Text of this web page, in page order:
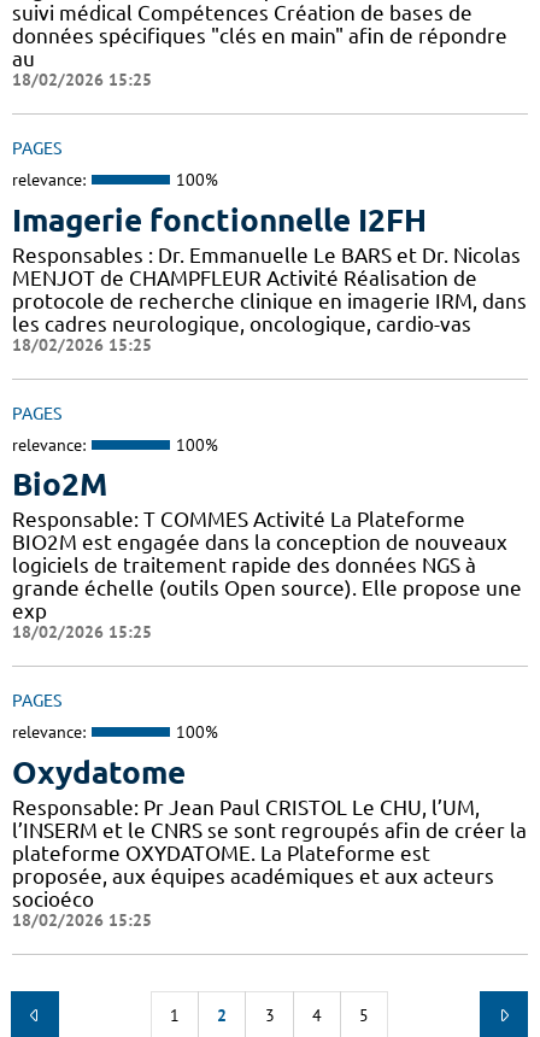
suivi médical Compétences Création de bases de
données spécifiques "clés en main" afin de répondre
au
18/02/2026 15:25
PAGES
relevance: 100%
Imagerie fonctionnelle I2FH
Responsables : Dr. Emmanuelle Le BARS et Dr. Nicolas
MENJOT de CHAMPFLEUR Activité Réalisation de
protocole de recherche clinique en imagerie IRM, dans
les cadres neurologique, oncologique, cardio-vas
18/02/2026 15:25
PAGES
relevance: 100%
Bio2M
Responsable: T COMMES Activité La Plateforme
BIO2M est engagée dans la conception de nouveaux
logiciels de traitement rapide des données NGS à
grande échelle (outils Open source). Elle propose une
exp
18/02/2026 15:25
PAGES
relevance: 100%
Oxydatome
Responsable: Pr Jean Paul CRISTOL Le CHU, l’UM,
l’INSERM et le CNRS se sont regroupés afin de créer la
plateforme OXYDATOME. La Plateforme est
proposée, aux équipes académiques et aux acteurs
socioéco
18/02/2026 15:25
1 2 3 4 5